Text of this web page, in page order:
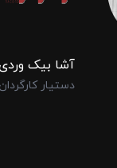
آشا بیک
دستیار